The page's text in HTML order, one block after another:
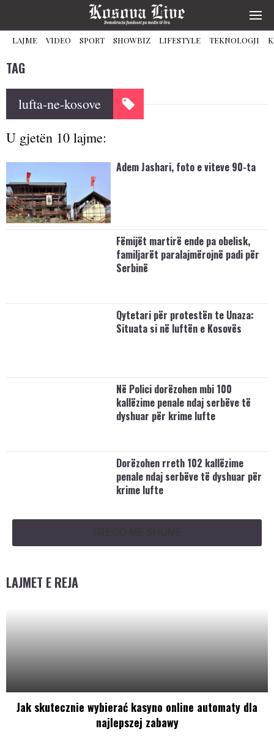
LAJME VIDEO SPORT SHOWBIZ LIFESTYLE TEKNOLOGJI
TAG
lufta-ne-kosove
U gjetën 10 lajme:
Adem Jashari, foto e viteve 90-ta
Fëmijët martirë ende pa obelisk,
familjarët paralajmërojnë padi për
Serbinë
Qytetari për protestën te Unaza:
Situata si në luftën e Kosovës
Në Polici dorëzohen mbi 100
kallëzime penale ndaj serbëve të
dyshuar për krime lufte
Dorëzohen rreth 102 kallëzime
penale ndaj serbëve të dyshuar për
krime lufte
LAJMET E REJA
Jak skutecznie wybierać kasyno online automaty dla
najlepszej zabawy